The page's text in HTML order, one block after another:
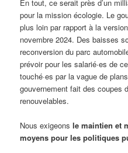
En tout, ce serait près d’un
pour la mission écologie. Le
plus loin par rapport à la
novembre 2024. Des baisses
reconversion du parc
prévoir pour les salarié∙es de
touché·es par la vague de
gouvernement fait des coupes
renouvelables.
Nous exigeonsle maintien et
moyens pour les politiques